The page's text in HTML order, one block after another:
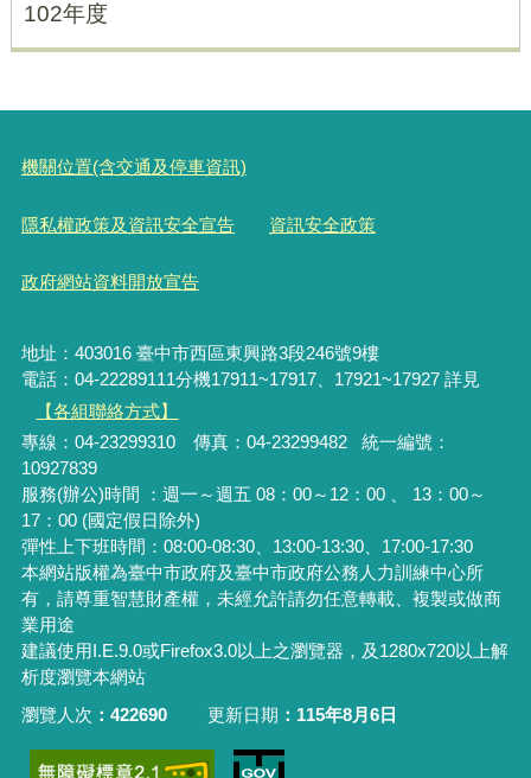
102年度
機關位置(含交通及停車資訊)
隱私權政策及資訊安全宣告 資訊安全政策
政府網站資料開放宣告
地址：403016 臺中市西區東興路3段246號9樓
電話：04-22289111分機17911~17917、17921~17927 詳見
【各組聯絡方式】
專線：04-23299310 傳真：04-23299482 統一編號：
10927839
服務(辦公)時間 ：週一～週五 08：00～12：00 、 13：00～
17：00 (國定假日除外)
彈性上下班時間：08:00-08:30、13:00-13:30、17:00-17:30
本網站版權為臺中市政府及臺中市政府公務人力訓練中心所
有，請尊重智慧財產權，未經允許請勿任意轉載、複製或做商
業用途
建議使用I.E.9.0或Firefox3.0以上之瀏覽器，及1280x720以上解
析度瀏覽本網站
瀏覽人次
422690 更新日期 115年8月6日